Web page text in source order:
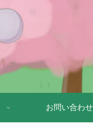
お問い合わせ